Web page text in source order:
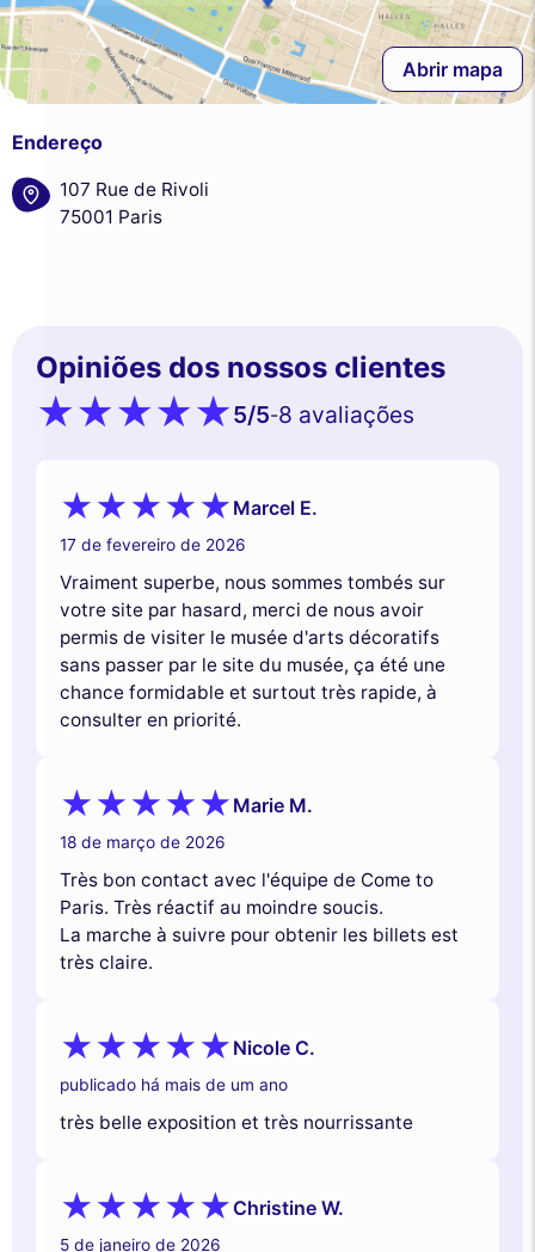
Abrir mapa
Endereço
107 Rue de Rivoli
75001 Paris
Opiniões dos nossos clientes
5/5-8 avaliações
Marcel E.
17 de fevereiro de 2026
Vraiment superbe, nous sommes tombés sur
votre site par hasard, merci de nous avoir
permis de visiter le musée d'arts décoratifs
sans passer par le site du musée, ça été une
chance formidable et surtout très rapide, à
consulter en priorité.
Marie M.
18 de março de 2026
Très bon contact avec l'équipe de Come to
Paris. Très réactif au moindre soucis.
La marche à suivre pour obtenir les billets est
très claire.
Nicole C.
publicado há mais de um ano
très belle exposition et très nourrissante
Christine W.
5 de janeiro de 2026